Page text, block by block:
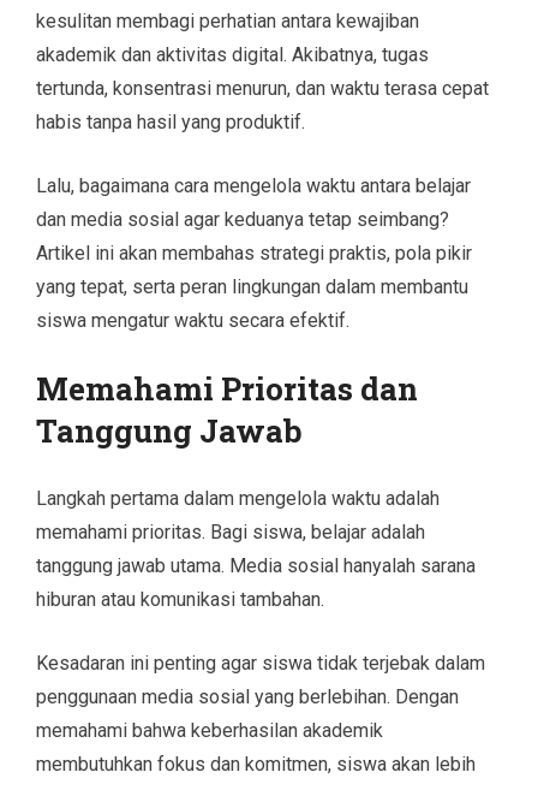
kesulitan membagi perhatian antara kewajiban
akademik dan aktivitas digital. Akibatnya, tugas
tertunda, konsentrasi menurun, dan waktu terasa cepat
habis tanpa hasil yang produktif.
Lalu, bagaimana cara mengelola waktu antara belajar
dan media sosial agar keduanya tetap seimbang?
Artikel ini akan membahas strategi praktis, pola pikir
yang tepat, serta peran lingkungan dalam membantu
siswa mengatur waktu secara efektif.
Memahami Prioritas dan
Tanggung Jawab
Langkah pertama dalam mengelola waktu adalah
memahami prioritas. Bagi siswa, belajar adalah
tanggung jawab utama. Media sosial hanyalah sarana
hiburan atau komunikasi tambahan.
Kesadaran ini penting agar siswa tidak terjebak dalam
penggunaan media sosial yang berlebihan. Dengan
memahami bahwa keberhasilan akademik
membutuhkan fokus dan komitmen, siswa akan lebih